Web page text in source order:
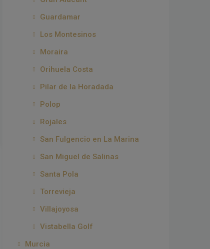
Guardamar
Los Montesinos
Moraira
Orihuela Costa
Pilar de la Horadada
Polop
Rojales
San Fulgencio en La Marina
San Miguel de Salinas
Santa Pola
Torrevieja
Villajoyosa
Vistabella Golf
Murcia